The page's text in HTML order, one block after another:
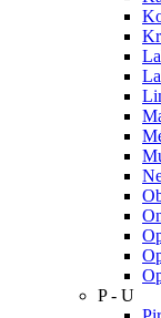
P - U